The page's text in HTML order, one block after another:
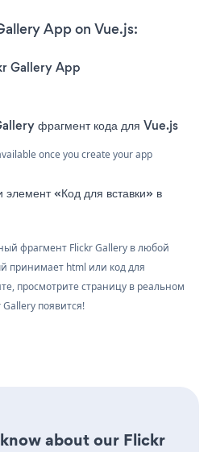
App on Vue.js:
Gallery App
фрагмент кода для Vue.js
once you create your app
«Код для вставки» в
фрагмент Flickr Gallery в любой
принимает html или код для
просмотрите страницу в реальном
появится!
about our Flickr